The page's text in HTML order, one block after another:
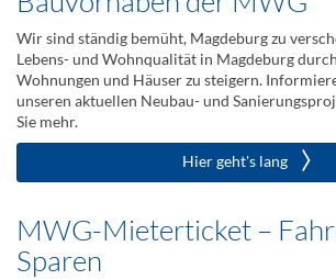
Magdeburg
Wir sind ständig bemüht, Magdeburg zu
Lebens- und Wohnqualität in Magdeburg
Wohnungen und Häuser zu steigern.
unseren aktuellen Neubau- und
Sie mehr.
Hier geht's lang
MWG-Mieterticket –
Sparen